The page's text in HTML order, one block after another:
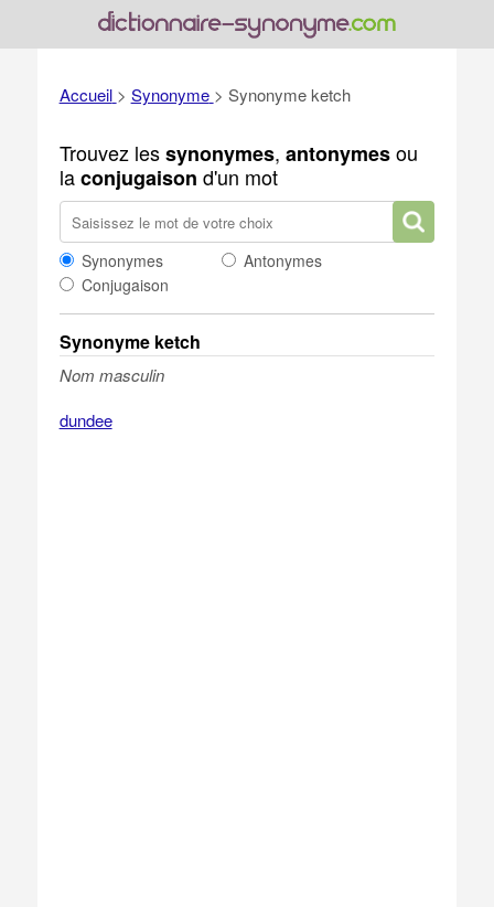
Accueil > Synonyme > Synonyme ketch
Trouvez lessynonymes, antonymesou
laconjugaison d'un mot
Synonymes
Antonymes
Conjugaison
Synonyme ketch
Nom masculin
dundee